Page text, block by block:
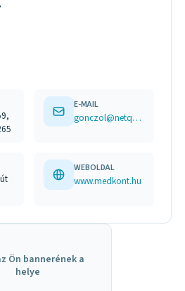
E-MAIL
gonczol@netquick.hu
WEBOLDAL
www.medkont.hu
Ön bannerének a
helye